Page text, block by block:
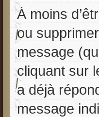
À moins
ou
message
cliquant sur
a déjà
message